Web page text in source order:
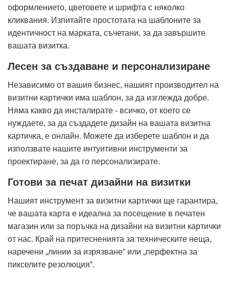
оформлението, цветовете и шрифта с няколко
кликвания. Изпитайте простотата на шаблоните за
идентичност на марката, съчетани, за да завършите
вашата визитка.
Лесен за създаване и персонализиране
Независимо от вашия бизнес, нашият производител на
визитни картички има шаблон, за да изглежда добре.
Няма какво да инсталирате - всичко, от което се
нуждаете, за да създадете дизайн на вашата визитна
картичка, е онлайн. Можете да изберете шаблон и да
използвате нашите интуитивни инструменти за
проектиране, за да го персонализирате.
Готови за печат дизайни на визитки
Нашият инструмент за визитни картички ще гарантира,
че вашата карта е идеална за посещение в печатен
магазин или за поръчка на дизайни на визитни картички
от нас. Край на притесненията за техническите неща,
наречени „линии за изрязване“ или „перфектна за
пикселите резолюция“.